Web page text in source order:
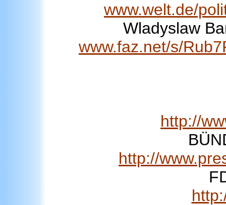
www.welt.de/
Wladyslaw
www.faz.net/s/
http://
http://